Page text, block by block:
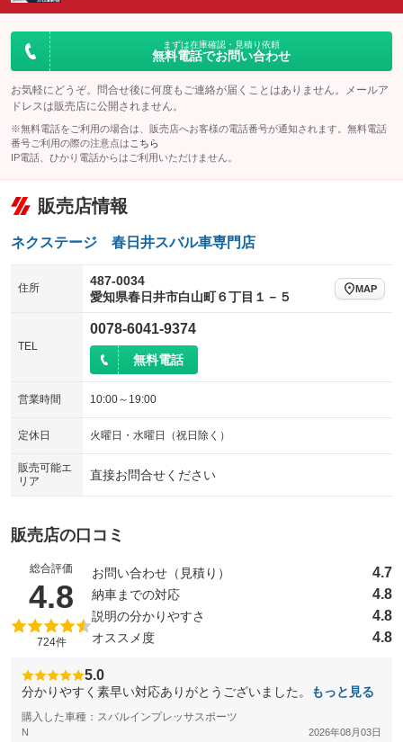
エアサスペンション ヘッドライトウォッシャー
まずは在庫確認・見積り依頼
無料電話でお問い合わせ
お気軽にどうぞ。問合せ後に何度もご連絡が届くことはありません。メールア
ドレスは販売店に公開されません。
※無料電話をご利用の場合は、販売店へお客様の電話番号が通知されます。無料電話
番号ご利用の際の注意点は こちら
IP電話、ひかり電話からはご利用いただけません。
販売店情報
ネクステージ 春日井スバル車専門店
住所
487-0034
愛知県春日井市白山町６丁目１－５
MAP
TEL
0078-6041-9374
無料電話
営業時間 10:00～19:00
定休日 火曜日・水曜日（祝日除く）
販売可能エ
リア
直接お問合せください
販売店の口コミ
総合評価
4.8 （5点満点中）
724件
お問い合わせ（見積り） 4.7
納車までの対応 4.8
説明の分かりやすさ 4.8
オススメ度 4.8
5.0
分かりやすく素早い対応ありがとうございました。 もっと見る
購入した車種：スバルインプレッサスポーツ
N 2026年08月03日